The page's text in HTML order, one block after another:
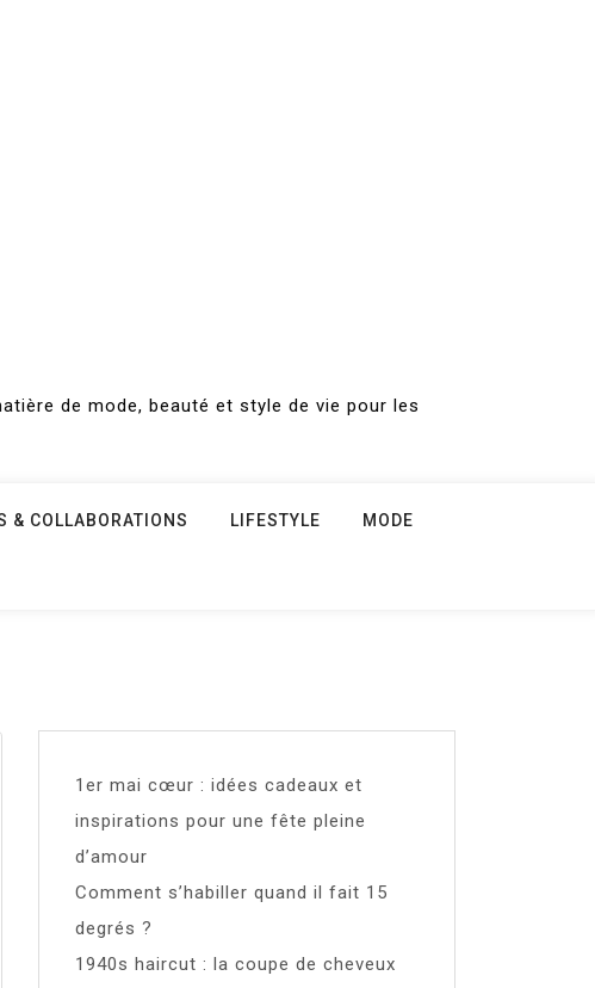
de mode, beauté et style de vie pour les
& COLLABORATIONS LIFESTYLE MODE
1er mai cœur : idées cadeaux et
inspirations pour une fête pleine
d’amour
Comment s’habiller quand il fait 15
degrés ?
1940s haircut : la coupe de cheveux